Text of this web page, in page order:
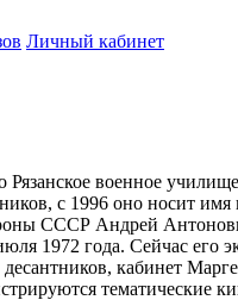
Личный кабинет
военное
с 1996 оно носит
СССР Андрей
1972 года. Сейчас его
кабинет